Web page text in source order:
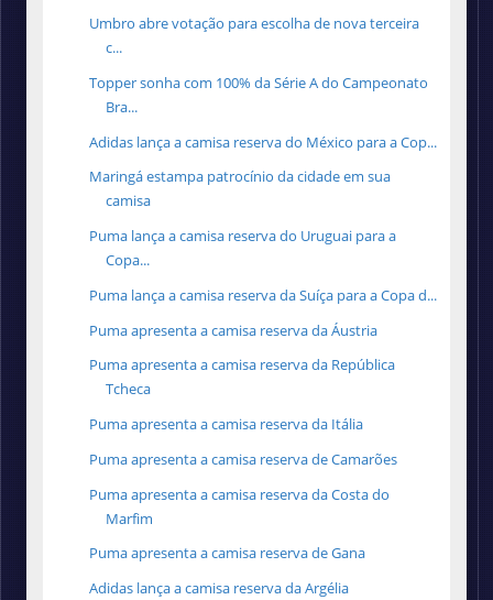
Umbro abre votação para escolha de nova terceira
c...
Topper sonha com 100% da Série A do Campeonato
Bra...
Adidas lança a camisa reserva do México para a Cop...
Maringá estampa patrocínio da cidade em sua
camisa
Puma lança a camisa reserva do Uruguai para a
Copa...
Puma lança a camisa reserva da Suíça para a Copa d...
Puma apresenta a camisa reserva da Áustria
Puma apresenta a camisa reserva da República
Tcheca
Puma apresenta a camisa reserva da Itália
Puma apresenta a camisa reserva de Camarões
Puma apresenta a camisa reserva da Costa do
Marfim
Puma apresenta a camisa reserva de Gana
Adidas lança a camisa reserva da Argélia